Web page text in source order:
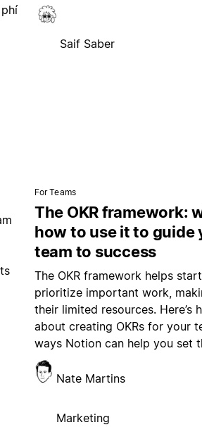
Saif Saber
For Teams
The OKR framework:
how to use it to guide
team to success
The OKR framework helps
prioritize important work,
their limited resources. Here’s
about creating OKRs for your
ways Notion can help you set
Nate Martins
Marketing